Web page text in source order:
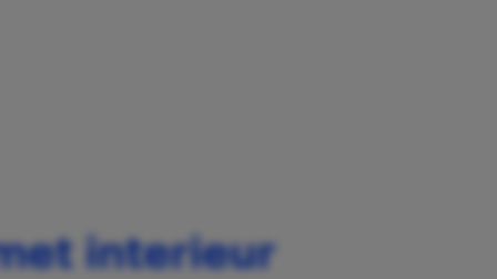
interieur